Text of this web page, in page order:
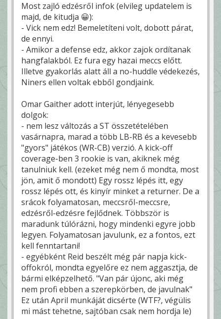
Most zajló edzésről infok (elvileg updatelem is
majd, de kitudja 😀):
- Vick nem edz! Bemeletíteni volt, dobott párat,
de ennyi.
- Amikor a defense edz, akkor zajok ordítanak
hangfalakból. Ez fura egy hazai meccs előtt.
Illetve gyakorlás alatt áll a no-huddle védekezés,
Niners ellen voltak ebből gondjaink.
Omar Gaither adott interjút, lényegesebb
dolgok:
- nem lesz változás a ST összetételében
vasárnapra, marad a több LB-RB és a kevesebb
"gyors" játékos (WR-CB) verzió. A kick-off
coverage-ben 3 rookie is van, akiknek még
tanulniuk kell. (ezeket még nem ő mondta, most
jön, amit ő mondott) Egy rossz lépés itt, egy
rossz lépés ott, és kinyír minket a returner. De a
srácok folyamatosan, meccsről-meccsre,
edzésről-edzésre fejlődnek. Többször is
maradunk túlórázni, hogy mindenki egyre jobb
legyen. Folyamatosan javulunk, ez a fontos, ezt
kell fenntartani!
- egyébként Reid beszélt még pár napja kick-
offokról, mondta egyelőre ez nem aggasztja, de
bármi elképzelhető. "Van pár újonc, aki még
nem profi ebben a szerepkörben, de javulnak"
Ez után April munkáját dicsérte (WTF?, végülis
mi mást tehetne, sajtóban csak nem hordja le)